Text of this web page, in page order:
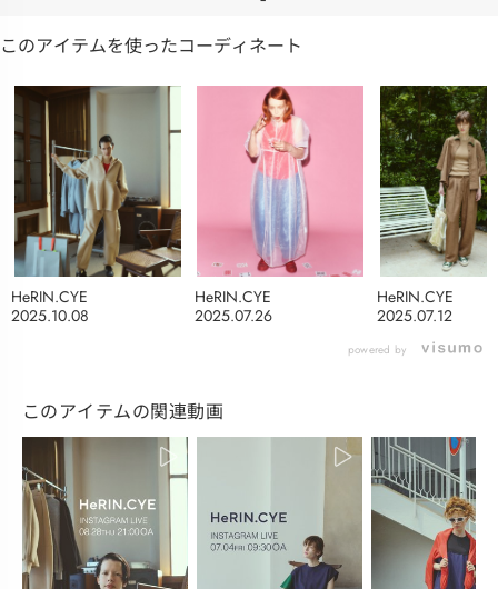
このアイテムを使ったコーディネート
2025.10.08
HeRIN.CYE
2025.07.26
HeRIN.CYE
2025.07.12
HeRIN.CYE
powered by
このアイテムの関連動画